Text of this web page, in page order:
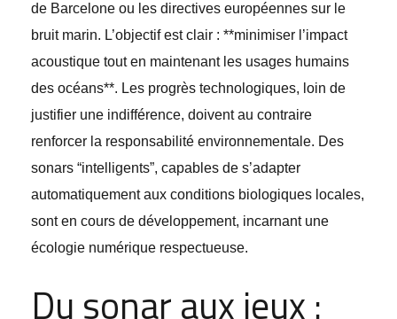
de Barcelone ou les directives européennes sur le
bruit marin. L’objectif est clair : **minimiser l’impact
acoustique tout en maintenant les usages humains
des océans**. Les progrès technologiques, loin de
justifier une indifférence, doivent au contraire
renforcer la responsabilité environnementale. Des
sonars “intelligents”, capables de s’adapter
automatiquement aux conditions biologiques locales,
sont en cours de développement, incarnant une
écologie numérique respectueuse.
Du sonar aux jeux :